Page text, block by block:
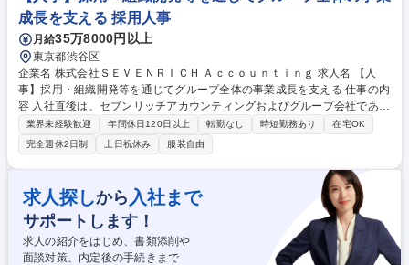
成長を支える 採用人事
月給35万8000円以上
東京都渋谷区
企業名 株式会社ＳＥＶＥＮＲＩＣＨ Ａｃｃｏｕｎｔｉｎｇ 求人名 【人
事】採用・組織開発等を通じてグループ全体の事業成長を支える 仕事の内
容 入社直後は、セブンリッチアカウンティングおよびグループ会社である
株式会社BPIOの採用業務に関わる、母集団形成～クロージングにおける
採用戦略/戦術立案～実行・改善まで幅広くお任せいたします。初めは採用
業務を中心にお任せしますが、将来的には組織開発（組織活性化・エンゲ
ージメント向上、タレントマネジメント、オンボーディング支援）などの
業務へも幅広く活躍いただくことを期待しております。【おすすめPoin
t】大きく組織規模が拡大している中、今後組織全体として体制の整備や改
善・仕組化が必要なフェーズとなっているため、採用のみならず組織開発
など様々な領域への挑戦ができる環境が整っています。 募集職種 【人
事】採用・組織開発等を通じてグループ全体の事業成長を支える
業界未経験歓迎 年間休日120日以上 転勤なし 時短勤務あり
在宅OK
完全週休2日制
土日祝休み 服装自由
求人探しから 入社まで
サポートします！
求人の紹介をはじめ、書類添削や
面談対策、内定後の手続きまで